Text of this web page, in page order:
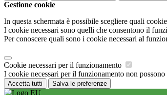
Gestione cookie
In questa schermata è possibile scegliere quali
I cookie necessari sono quelli che consentono il
Per conoscere quali sono i cookie necessari al
Cookie necessari per il funzionamento
I cookie necessari per il funzionamento non
Accetta tutti Salva le preferenze